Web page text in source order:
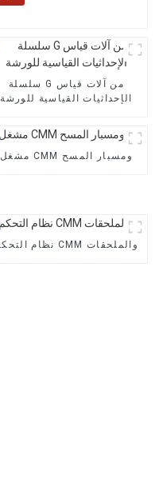
سلسلة G من آلات قياس
الإحداثيات القياسية للورشة
مشغل CMM ومسبار المسح
نظام التحكم CMM والملحقات